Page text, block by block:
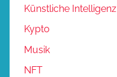
Künstliche Intelligenz
Kypto
Musik
NFT